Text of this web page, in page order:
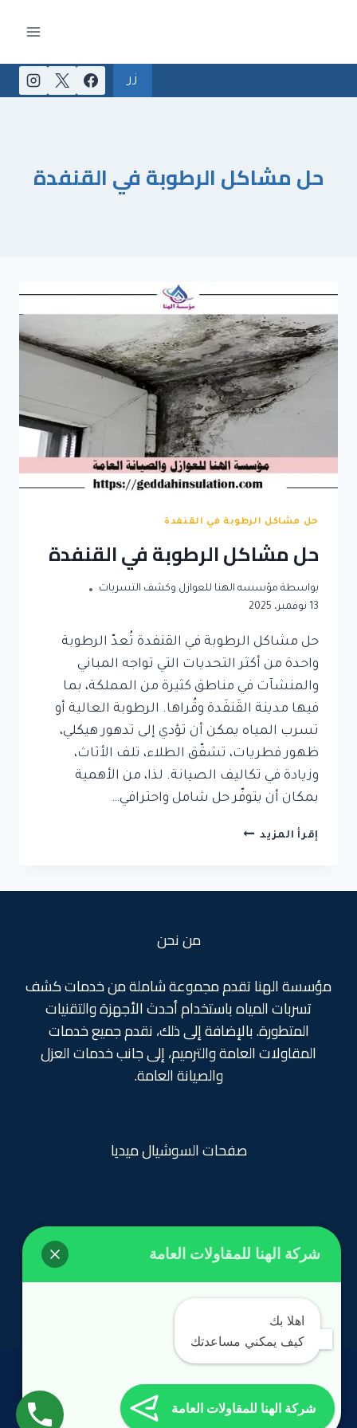
زر
حل مشاكل الرطوبة في القنفدة
حل مشاكل الرطوبة في القنفدة
حل مشاكل الرطوبة في القنفدة
بواسطة مؤسسه الهنا للعوازل وكشف التسربات
13 نوفمبر، 2025
حل مشاكل الرطوبة في القنفدة تُعدّ الرطوبة
واحدة من أكثر التحديات التي تواجه المباني
والمنشآت في مناطق كثيرة من المملكة، بما
فيها مدينة القَنفَدة وقُراها. الرطوبة العالية أو
تسرب المياه يمكن أن تؤدي إلى تدهور هيكلي،
ظهور فطريات، تشقّق الطلاء، تلف الأثاث،
وزيادة في تكاليف الصيانة. لذا، من الأهمية
بمكان أن يتوفّر حل شامل واحترافي…
إقرأ المزيد حل
من نحن
مؤسسة الهنا تقدم مجموعة شاملة من خدمات كشف
تسربات المياه باستخدام أحدث الأجهزة والتقنيات
المتطورة. بالإضافة إلى ذلك، نقدم جميع خدمات
المقاولات العامة والترميم، إلى جانب خدمات العزل
والصيانة العامة.
صفحات السوشيال ميديا
روابط تهمك
الرئيسية
الحقوق محفوظة©مؤسسة الهنا 2024
شركة الهنا للمقاولات العامة
اهلا بك
كيف يمكني مساعدتك
شركة الهنا للمقاولات العامة